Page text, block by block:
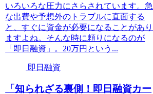
いろいろな圧力にさらされています。急
な出費や予想外のトラブルに直面する
と、すぐに資金が必要になることがあり
ますよね。そんな時に頼りになるのが
「即日融資」。20万円という...
即日融資
「知られざる裏側！即日融資カー